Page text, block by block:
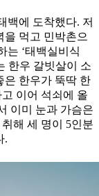
백에 도착했다. 저
을 먹고 민박촌으
는 ‘태백실비식
한우 갈빗살이 소
은 한우가 뚝딱 한
이어 석쇠에 올
이미 눈과 가슴은
해 세 명이 5인분
.